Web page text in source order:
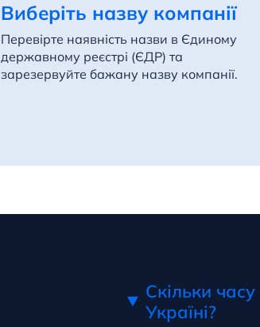
Виберіть назву компанії
Перевірте наявність назви в Єдиному
державному реєстрі (ЄДР) та
зарезервуйте бажану назву компанії.
Скільки
Україні?